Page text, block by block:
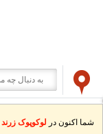
شما اکنون در لوکوپوک زرند